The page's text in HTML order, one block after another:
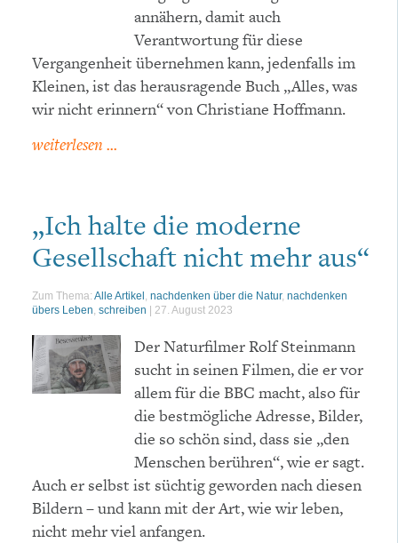
annähern, damit auch
Verantwortung für diese
Vergangenheit übernehmen kann, jedenfalls im
Kleinen, ist das herausragende Buch „Alles, was
wir nicht erinnern“ von Christiane Hoffmann.
weiterlesen ...
„Ich halte die moderne
Gesellschaft nicht mehr aus“
Zum Thema: Alle Artikel nachdenken über die Natur, nachdenken
übers Leben schreiben | 27. August 2023
Der Naturfilmer Rolf Steinmann
sucht in seinen Filmen, die er vor
allem für die BBC macht, also für
die bestmögliche Adresse, Bilder,
die so schön sind, dass sie „den
Menschen berühren“, wie er sagt.
Auch er selbst ist süchtig geworden nach diesen
Bildern – und kann mit der Art, wie wir leben,
nicht mehr viel anfangen.